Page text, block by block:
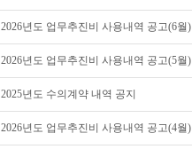
2026년도 업무추진비 사용내역 공고(6월)
2026년도 업무추진비 사용내역 공고(5월)
2025년도 수의계약 내역 공지
2026년도 업무추진비 사용내역 공고(4월)